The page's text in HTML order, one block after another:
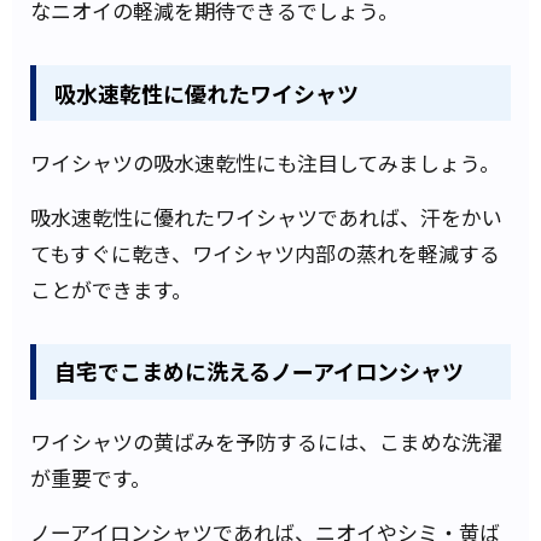
なニオイの軽減を期待できるでしょう。
吸水速乾性に優れたワイシャツ
ワイシャツの吸水速乾性にも注目してみましょう。
吸水速乾性に優れたワイシャツであれば、汗をかい
てもすぐに乾き、ワイシャツ内部の蒸れを軽減する
ことができます。
自宅でこまめに洗えるノーアイロンシャツ
ワイシャツの黄ばみを予防するには、こまめな洗濯
が重要です。
ノーアイロンシャツであれば、ニオイやシミ・黄ば